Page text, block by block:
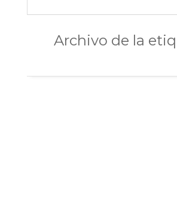
Archivo de la